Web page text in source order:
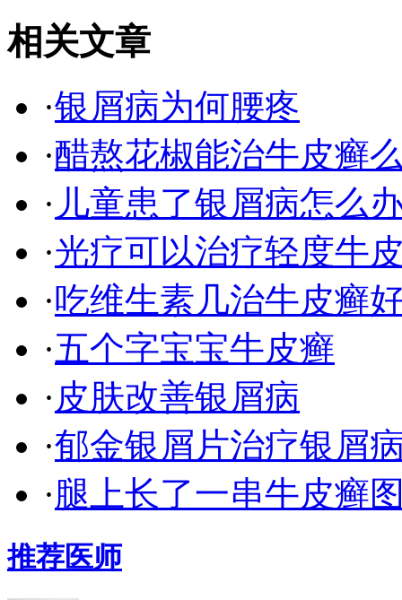
相关文章
·银屑病为何腰疼
·醋熬花椒能治牛皮癣
· 儿童患了银屑病怎么
·光疗可以治疗轻度牛
·吃维生素几治牛皮癣
·五个字宝宝牛皮癣
· 皮肤改善银屑病
·郁金银屑片治疗银屑
·腿上长了一串牛皮癣
推荐医师